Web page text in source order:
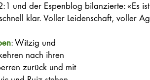
und der Espenblog bilanzierte: «Es
klar. Voller Leidenschaft, voller
: Witzig und
nach ihren
zurück und mit